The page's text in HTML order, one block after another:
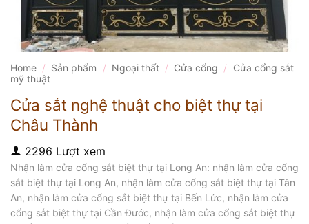
Home / Sản phẩm / Ngoại thất / Cửa cổng /
Cửa cổng sắt
mỹ thuật
Cửa sắt nghệ thuật cho biệt thự tại
Châu Thành
2296 Lượt xem
Nhận làm cửa cổng sắt biệt thự tại Long An: nhận làm cửa cổng
sắt biệt thự tại Long An, nhận làm cửa cổng sắt biệt thự tại Tân
An, nhận làm cửa cổng sắt biệt thự tại Bến Lức, nhận làm cửa
cổng sắt biệt thự tại Cần Đước, nhận làm cửa cổng sắt biệt thự